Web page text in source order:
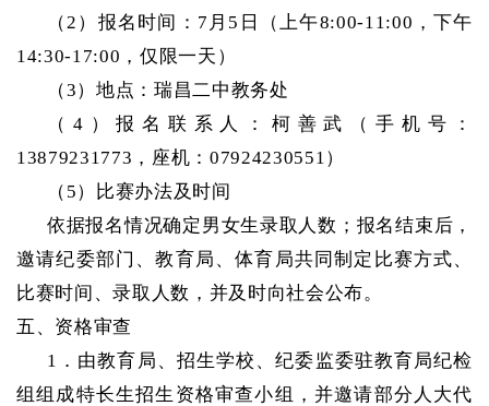
（2）报名时间：7月5日（上午8:00-11:00，下午
14:30-17:00，仅限一天）
（3）地点：瑞昌二中教务处
（ 4）报名联系人：柯善武（手机号：
13879231773，座机：07924230551）
（ 5）比赛办法及时间
依据报名情况确定男女生录取人数；报名结束后，
邀请纪委部门、教育局、体育局共同制定比赛方式、
比赛时间、录取人数，并及时向社会公布。
五、资格审查
1．由教育局、招生学校、纪委监委驻教育局纪检
组组成特长生招生资格审查小组，并邀请部分人大代